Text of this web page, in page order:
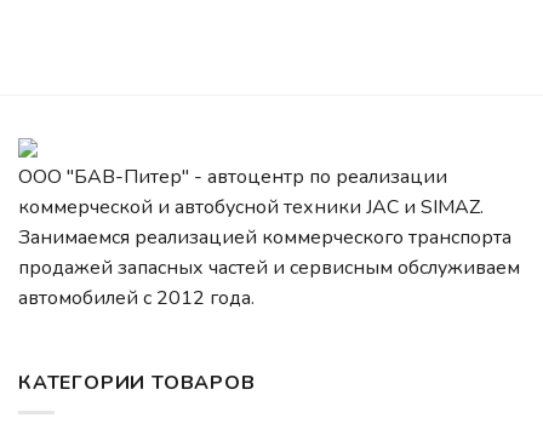
ООО "БАВ-Питер" - автоцентр по реализации
коммерческой и автобусной техники JAC и SIMAZ.
Занимаемся реализацией коммерческого транспорта
продажей запасных частей и сервисным обслуживаем
автомобилей c 2012 года.
КАТЕГОРИИ ТОВАРОВ